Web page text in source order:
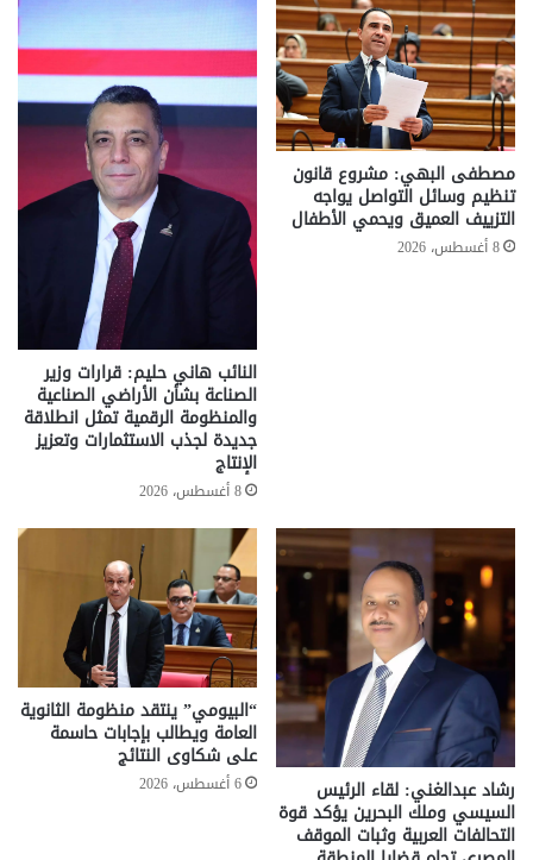
مصطفى البهي: مشروع قانون
تنظيم وسائل التواصل يواجه
التزييف العميق ويحمي الأطفال
8 أغسطس، 2026
النائب هاني حليم: قرارات وزير
الصناعة بشأن الأراضي الصناعية
والمنظومة الرقمية تمثل انطلاقة
جديدة لجذب الاستثمارات وتعزيز
الإنتاج
8 أغسطس، 2026
رشاد عبدالغني: لقاء الرئيس
السيسي وملك البحرين يؤكد قوة
التحالفات العربية وثبات الموقف
“البيومي” ينتقد منظومة الثانوية
العامة ويطالب بإجابات حاسمة
على شكاوى النتائج
6 أغسطس، 2026